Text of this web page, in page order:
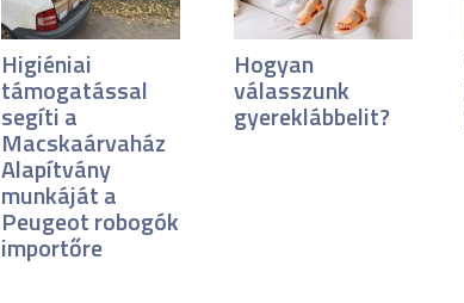
Higiéniai
támogatással
segíti a
Macskaárvaház
Alapítvány
munkáját a
Peugeot robogók
importőre
Hogyan
válasszunk
gyereklábbelit?